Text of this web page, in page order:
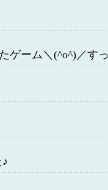
ゲーム＼(^o^)／す